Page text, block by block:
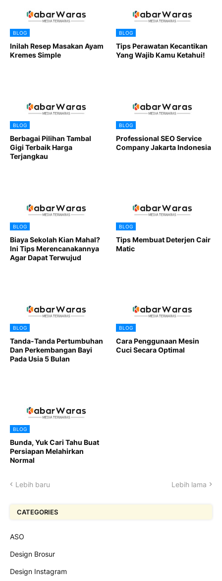
BLOG
Inilah Resep Masakan Ayam
Kremes Simple
BLOG
Tips Perawatan Kecantikan
Yang Wajib Kamu Ketahui!
BLOG
Berbagai Pilihan Tambal
Gigi Terbaik Harga
Terjangkau
BLOG
Professional SEO Service
Company Jakarta Indonesia
BLOG
Biaya Sekolah Kian Mahal?
Ini Tips Merencanakannya
Agar Dapat Terwujud
BLOG
Tips Membuat Deterjen Cair
Matic
BLOG
Tanda-Tanda Pertumbuhan
Dan Perkembangan Bayi
Pada Usia 5 Bulan
BLOG
Cara Penggunaan Mesin
Cuci Secara Optimal
BLOG
Bunda, Yuk Cari Tahu Buat
Persiapan Melahirkan
Normal
Lebih baru Lebih lama
CATEGORIES
ASO
Design Brosur
Design Instagram